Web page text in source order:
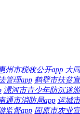
州市税收公开app 大
管理app 鹤壁市扶贫
漯河市青少年防沉迷
通市消防局app 运城
监督app 固原市农业